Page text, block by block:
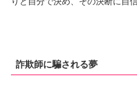
詐欺師に騙される夢